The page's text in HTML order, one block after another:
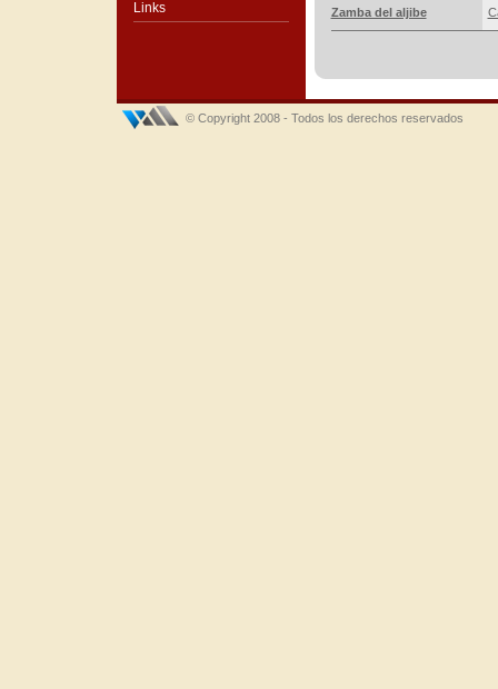
Links
Zamba del aljibe
© Copyright 2008 - Todos los derechos reservados